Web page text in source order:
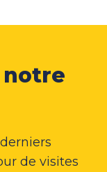
notre
de visites